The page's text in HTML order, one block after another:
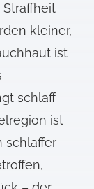
kleiner,
ist
schlaff
ist
schlaffer